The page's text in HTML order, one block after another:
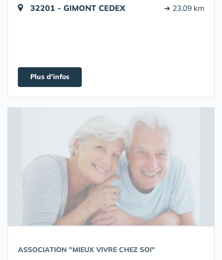
32201 - GIMONT CEDEX ➔ 23.09 km
Plus d'infos
ASSOCIATION "MIEUX VIVRE CHEZ SOI"